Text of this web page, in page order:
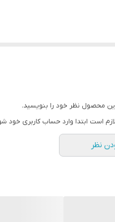
محصول نظر خود را بنویسید.
است ابتدا وارد حساب کاربری خود
نظر